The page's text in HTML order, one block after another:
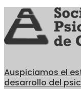
Auspiciamos el
desarrollo del